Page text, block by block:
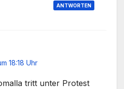
ANTWORTEN
18:18 Uhr
tritt unter Protest